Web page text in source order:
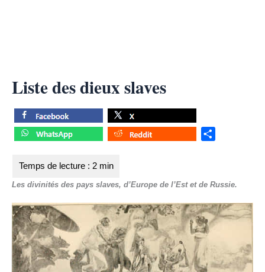
Liste des dieux slaves
e
Les divinités des pays slaves, d’Europe de l’Est et de Russie.